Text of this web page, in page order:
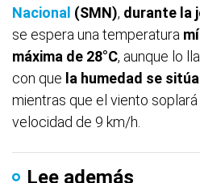
Nacional (SMN), durante la
se espera una temperatura
máxima de 28°C, aunque lo
con que la humedad se
mientras que el viento
velocidad de 9 km/h.
Lee además